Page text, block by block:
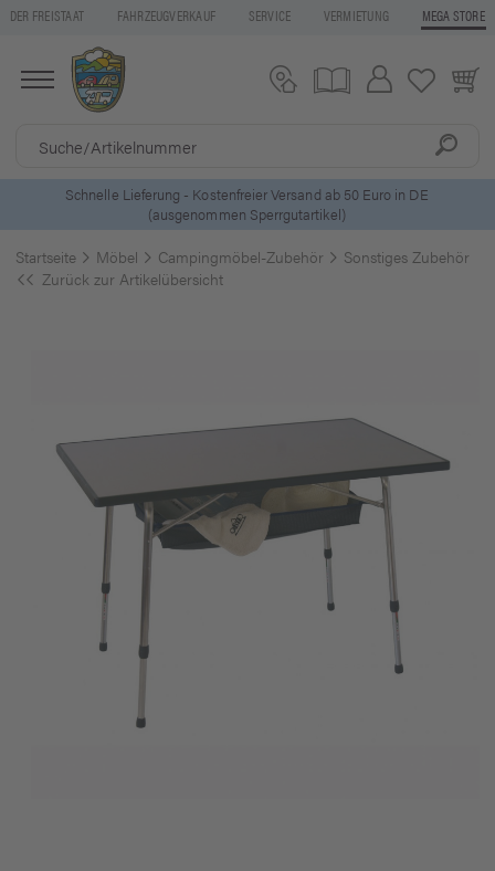
DER FREISTAAT FAHRZEUGVERKAUF SERVICE VERMIETUNG MEGA STORE
Schnelle Lieferung - Kostenfreier Versand ab 50 Euro in DE
(ausgenommen Sperrgutartikel)
Startseite Möbel Campingmöbel-Zubehör
Sonstiges Zubehör
Zurück zur Artikelübersicht